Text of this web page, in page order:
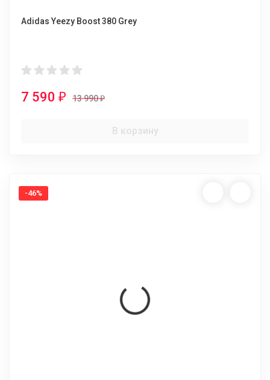
Adidas Yeezy Boost 380 Grey
7 590 ₽ 13 990₽
В корзину
-46%